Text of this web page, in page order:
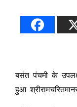
बसंत पंचमी के
हुआ